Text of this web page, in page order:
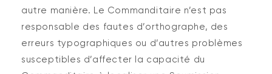
autre manière. Le Commanditaire n’est pas
responsable des fautes d’orthographe, des
erreurs typographiques ou d’autres problèmes
susceptibles d’affecter la capacité du